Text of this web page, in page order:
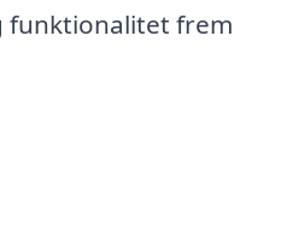
funktionalitet frem